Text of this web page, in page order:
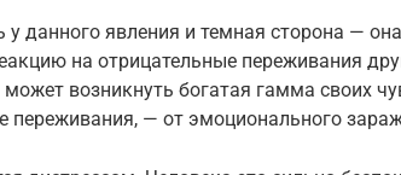
у данного явления и темная сторона —
на отрицательные переживания
возникнуть богатая гамма своих
переживания, — от эмоционального